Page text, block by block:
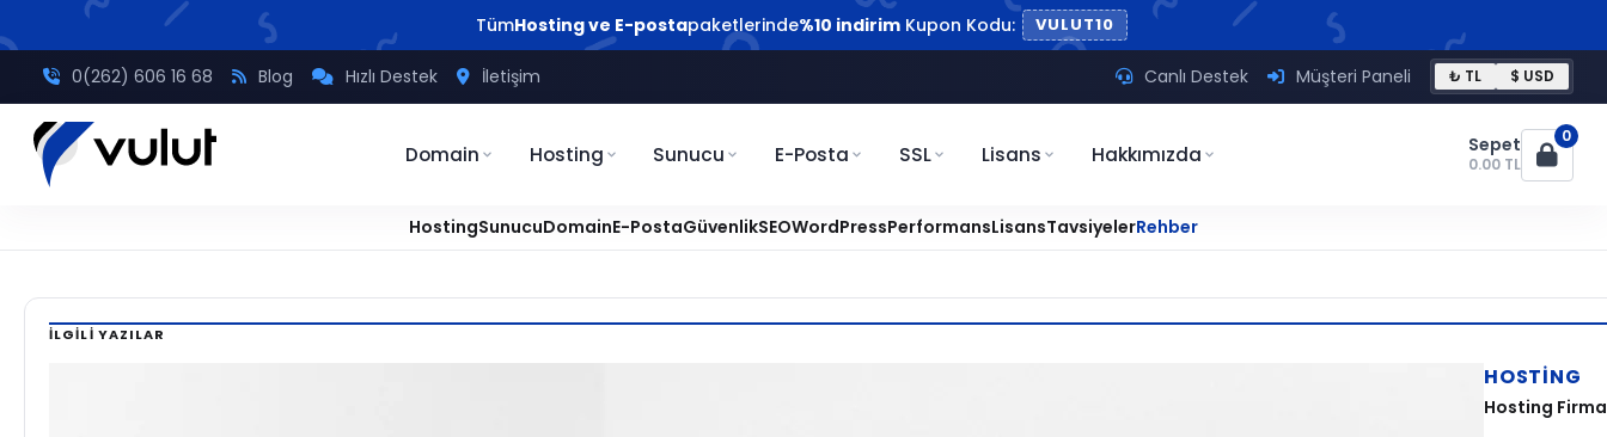
TümHosting ve E-postapaketlerinde%10 indirim Kupon Kodu: VULUT10
0(262) 606 16 68 Blog Hızlı Destek İletişim Canlı Destek Müşteri Paneli ₺ TL $ USD
Domain Hosting Sunucu E-Posta SSL Lisans Hakkımızda Sepet
0.00 TL
0
HostingSunucuDomainE-PostaGüvenlikSEOWordPressPerformansLisansTavsiyelerRehber
Ana
Sayfa/Tavsiyeler/Dedicated Sunucu Seçim Rehberi: Doğru Fiziksel Sunucu Nasıl Seçilir?
İLGILI YAZILAR
HOSTING
Hosting